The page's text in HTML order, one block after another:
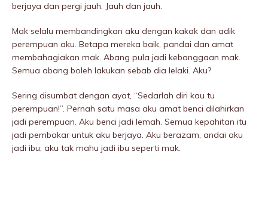
berjaya dan pergi jauh. Jauh dan jauh.
Mak selalu membandingkan aku dengan kakak dan adik
perempuan aku. Betapa mereka baik, pandai dan amat
membahagiakan mak. Abang pula jadi kebanggaan mak.
Semua abang boleh lakukan sebab dia lelaki. Aku?
Sering disumbat dengan ayat, “Sedarlah diri kau tu
perempuan!”. Pernah satu masa aku amat benci dilahirkan
jadi perempuan. Aku benci jadi lemah. Semua kepahitan itu
jadi pembakar untuk aku berjaya. Aku berazam, andai aku
jadi ibu, aku tak mahu jadi ibu seperti mak.